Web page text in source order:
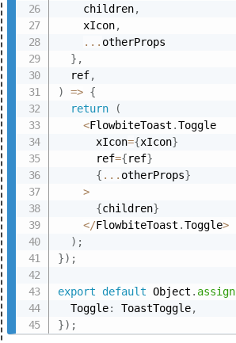
    children
,
    xIcon
,
... otherProps
} ,
  ref
,
)
=> {
return
(
<FlowbiteToast .Toggle
      xIcon
={xIcon}
      ref
={ref}
{ ... otherProps}
>
{children}
</FlowbiteToast .Toggle>
) ;
}) ;
export default Object . assign
  Toggle
: ToastToggle,
}) ;